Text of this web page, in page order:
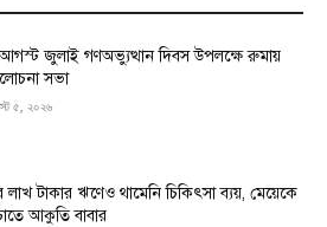
জুলাই গণঅভ্যুত্থান দিবস উপলক্ষে রুমায়
সভা
৫, ২০২৬
লাখ টাকার ঋণেও থামেনি চিকিৎসা ব্যয়, মেয়েকে
আকুতি বাবার